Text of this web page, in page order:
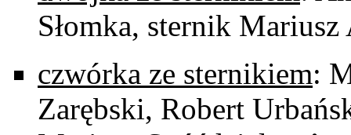
Słomka, sternik
czwórka ze sternikiem:
Zarębski, Robert